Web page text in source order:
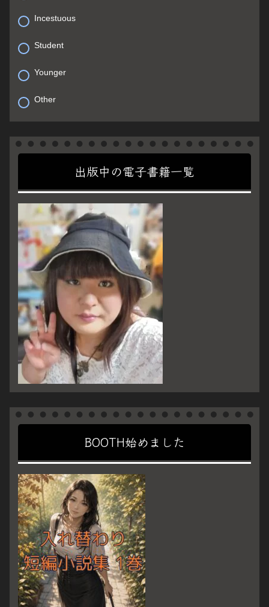
Incestuous
Student
Younger
Other
出版中の電子書籍一覧
BOOTH始めました